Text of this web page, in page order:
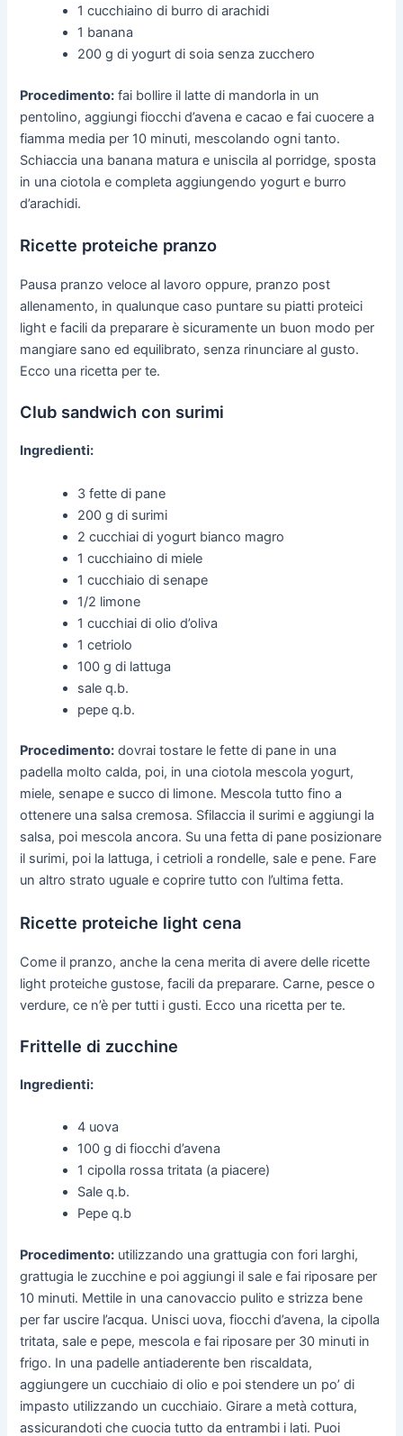
1 cucchiaino di burro di arachidi
1 banana
200 g di yogurt di soia senza zucchero
Procedimento: fai bollire il latte di mandorla in un
pentolino, aggiungi fiocchi d’avena e cacao e fai cuocere a
fiamma media per 10 minuti, mescolando ogni tanto.
Schiaccia una banana matura e uniscila al porridge, sposta
in una ciotola e completa aggiungendo yogurt e burro
d’arachidi.
Ricette proteiche pranzo
Pausa pranzo veloce al lavoro oppure, pranzo post
allenamento, in qualunque caso puntare su piatti proteici
light e facili da preparare è sicuramente un buon modo per
mangiare sano ed equilibrato, senza rinunciare al gusto.
Ecco una ricetta per te.
Club sandwich con surimi
Ingredienti:
3 fette di pane
200 g di surimi
2 cucchiai di yogurt bianco magro
1 cucchiaino di miele
1 cucchiaio di senape
1/2 limone
1 cucchiai di olio d’oliva
1 cetriolo
100 g di lattuga
sale q.b.
pepe q.b.
Procedimento: dovrai tostare le fette di pane in una
padella molto calda, poi, in una ciotola mescola yogurt,
miele, senape e succo di limone. Mescola tutto fino a
ottenere una salsa cremosa. Sfilaccia il surimi e aggiungi la
salsa, poi mescola ancora. Su una fetta di pane posizionare
il surimi, poi la lattuga, i cetrioli a rondelle, sale e pene. Fare
un altro strato uguale e coprire tutto con l’ultima fetta.
Ricette proteiche light cena
Come il pranzo, anche la cena merita di avere delle ricette
light proteiche gustose, facili da preparare. Carne, pesce o
verdure, ce n’è per tutti i gusti. Ecco una ricetta per te.
Frittelle di zucchine
Ingredienti:
4 uova
100 g di fiocchi d’avena
1 cipolla rossa tritata (a piacere)
Sale q.b.
Pepe q.b
Procedimento: utilizzando una grattugia con fori larghi,
grattugia le zucchine e poi aggiungi il sale e fai riposare per
10 minuti. Mettile in una canovaccio pulito e strizza bene
per far uscire l’acqua. Unisci uova, fiocchi d’avena, la cipolla
tritata, sale e pepe, mescola e fai riposare per 30 minuti in
frigo. In una padelle antiaderente ben riscaldata,
aggiungere un cucchiaio di olio e poi stendere un po’ di
impasto utilizzando un cucchiaio. Girare a metà cottura,
assicurandoti che cuocia tutto da entrambi i lati. Puoi